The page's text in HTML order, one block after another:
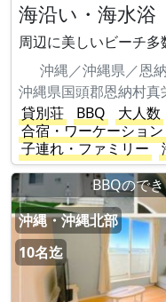
海沿い・海水浴
周辺に美しいビーチ多
沖縄／沖縄県／恩
沖縄県国頭郡恩納村真
貸別荘
BBQ 大人数
合宿・ワーケーショ
子連れ・ファミリー
BBQので
沖縄・沖縄北部
10名迄